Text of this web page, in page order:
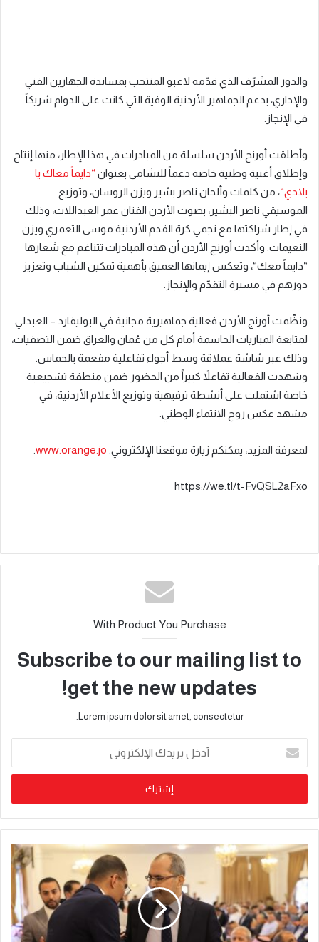
والدور المشرّف الذي قدّمه لاعبو المنتخب بمساندة الجهازين الفني
والإداري، بدعم الجماهير الأردنية الوفية التي كانت على الدوام شريكاً
في الإنجاز
وأطلقت أورنج الأردن سلسلة من المبادرات في هذا الإطار، منها إنتاج
وإطلاق أغنية وطنية خاصة دعماً للنشامى بعنوان “دايماً معاك يا
بلادي“، من كلمات وألحان ناصر بشير ويزن الروسان، وتوزيع
الموسيقي ناصر البشير، بصوت الأردن الفنان عمر العبداللات، وذلك
في إطار شراكتها مع نجمي كرة القدم الأردنية موسى التعمري ويزن
النعيمات. وأكدت أورنج الأردن أن هذه المبادرات تتناغم مع شعارها
“دايماً معك“، وتعكس إيمانها العميق بأهمية تمكين الشباب وتعزيز
دورهم في مسيرة التقدّم والإنجاز
ونظّمت أورنج الأردن فعالية جماهيرية مجانية في البوليفارد – العبدلي
لمتابعة المباريات الحاسمة أمام كل من عُمان والعراق ضمن التصفيات،
وذلك عبر شاشة عملاقة وسط أجواء تفاعلية مفعمة بالحماس.
وشهدت الفعالية تفاعلاً كبيراً من الحضور ضمن منطقة تشجيعية
خاصة اشتملت على أنشطة ترفيهية وتوزيع الأعلام الأردنية، في
مشهد عكس روح الانتماء الوطني
لمعرفة المزيد، يمكنكم زيارة موقعنا الإلكتروني: www.orange.jo
https://we.tl/t-FvQSL2aFxo
With Product You Purchase
Subscribe to our mailing list to
get the new updates!
Lorem ipsum dolor sit amet, consectetur.